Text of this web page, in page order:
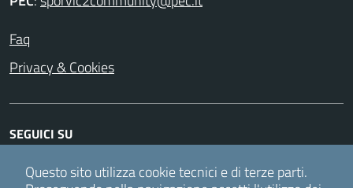
Faq
Privacy & Cookies
SEGUICI SU
FacebookInstagramTwitter Youtube
Questo sito utilizza cookie tecnici e di terze parti.